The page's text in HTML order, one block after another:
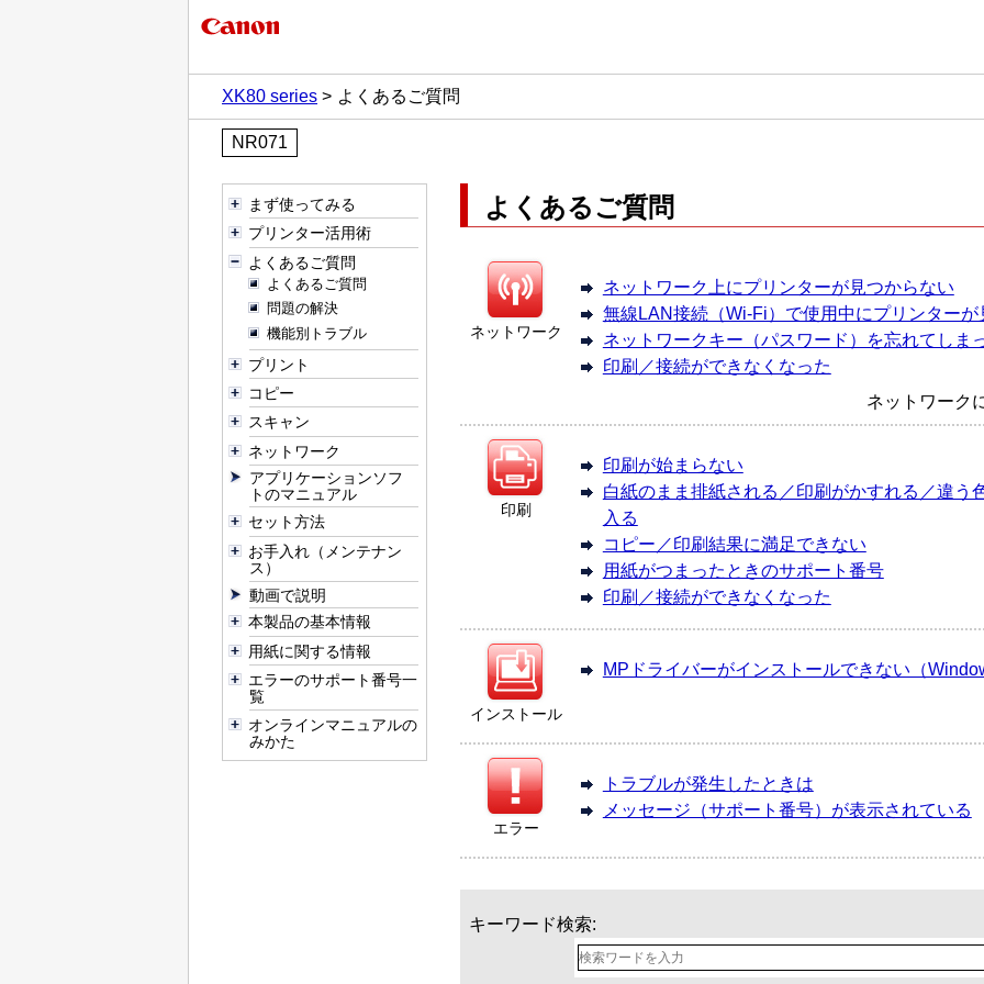
XK80 series よくあるご質問
NR071
まず使ってみる
プリンター活用術
よくあるご質問
よくあるご質問
問題の解決
機能別トラブル
プリント
コピー
スキャン
ネットワーク
アプリケーションソフ
トのマニュアル
セット方法
お手入れ（メンテナン
ス）
動画で説明
本製品の基本情報
用紙に関する情報
エラーのサポート番号一
覧
オンラインマニュアルの
みかた
よくあるご質問
ネットワーク
ネットワーク上にプリンターが見つからない
無線LAN接続（Wi-Fi）で使用中にプリンターが
ネットワークキー（パスワード）を忘れてしま
印刷／接続ができなくなった
ネットワーク
印刷
印刷が始まらない
白紙のまま排紙される／印刷がかすれる／違う
入る
コピー／印刷結果に満足できない
用紙がつまったときのサポート番号
印刷／接続ができなくなった
インストール
MPドライバーがインストールできない（
エラー
トラブルが発生したときは
メッセージ（サポート番号）が表示されている
キーワード検索: